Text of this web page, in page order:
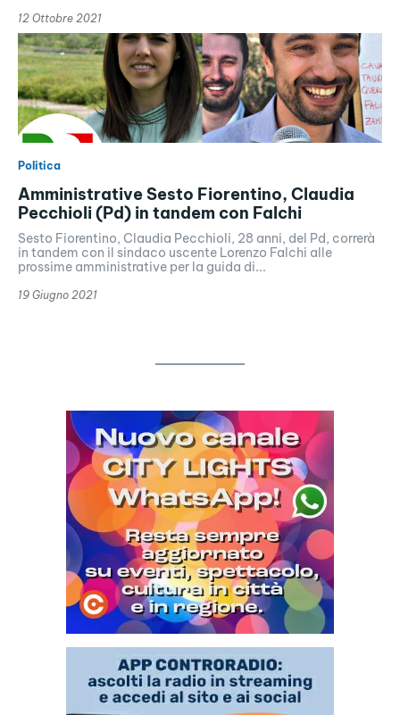
12 Ottobre 2021
Politica
Amministrative Sesto Fiorentino, Claudia
Pecchioli (Pd) in tandem con Falchi
Sesto Fiorentino, Claudia Pecchioli, 28 anni, del Pd, correrà
in tandem con il sindaco uscente Lorenzo Falchi alle
prossime amministrative per la guida di...
19 Giugno 2021